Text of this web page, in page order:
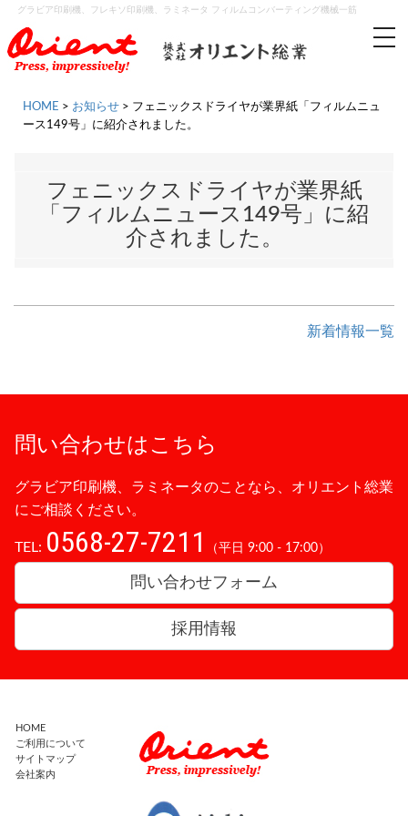
グラビア印刷機、フレキソ印刷機、ラミネータ フィルムコンバーティング機械一筋
HOME > お知らせ > フェニックスドライヤが業界紙「フィルムニュ
ース149号」に紹介されました。
フェニックスドライヤが業界紙
「フィルムニュース149号」に紹
介されました。
新着情報一覧
問い合わせはこちら
グラビア印刷機、ラミネータのことなら、オリエント総業
にご相談ください。
TEL: 0568-27-7211 （平日 9:00 - 17:00）
問い合わせフォーム
採用情報
HOME
ご利用について
サイトマップ
会社案内